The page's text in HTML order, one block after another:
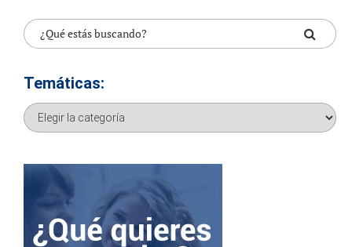
Temáticas:
Temáticas: